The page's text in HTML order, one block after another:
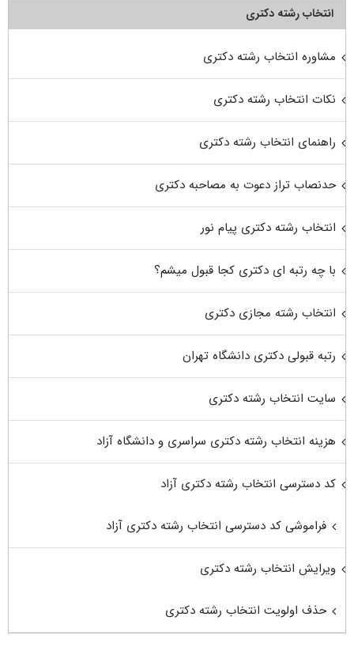
انتخاب رشته دکتری
مشاوره انتخاب رشته دکتری
نکات انتخاب رشته دکتری
راهنمای انتخاب رشته دکتری
حدنصاب تراز دعوت به مصاحبه دکتری
انتخاب رشته دکتری پیام نور
با چه رتبه ای دکتری کجا قبول میشم؟
انتخاب رشته مجازی دکتری
رتبه قبولی دکتری دانشگاه تهران
سایت انتخاب رشته دکتری
هزینه انتخاب رشته دکتری سراسری و دانشگاه آزاد
کد دسترسی انتخاب رشته دکتری آزاد
فراموشی کد دسترسی انتخاب رشته دکتری آزاد
ویرایش انتخاب رشته دکتری
حذف اولویت انتخاب رشته دکتری